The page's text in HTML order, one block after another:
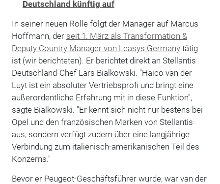
Deutschland künftig auf
In seiner neuen Rolle folgt der Manager auf Marcus
Hoffmann, der seit 1. März als Transformation &
Deputy Country Manager von Leasys Germanytätig
ist (wir berichteten). Er berichtet direkt an Stellantis
Deutschland-Chef Lars Bialkowski. "Haico van der
Luyt ist ein absoluter Vertriebsprofi und bringt eine
außerordentliche Erfahrung mit in diese Funktion",
sagte Bialkowski. "Er kennt sich nicht nur bestens bei
Opel und den französischen Marken von Stellantis
aus, sondern verfügt zudem über eine langjährige
Verbindung zum italienisch-amerikanischen Teil des
Konzerns."
Bevor er Peugeot-Geschäftsführer wurde, war van der